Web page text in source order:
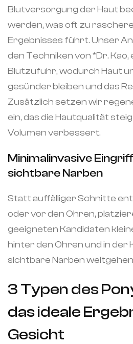
Blutversorgung der Haut
werden, was oft zu
Ergebnisses führt. Unser
den Techniken von *Dr.
Blutzufuhr, wodurch Haut
gesünder bleiben und das
Zusätzlich setzen wir
ein, das die Hautqualität
Volumen verbessert.
Minimalinvasive
sichtbare Narben
Statt auffälliger Schnitte
oder vor den Ohren,
geeigneten Kandidaten
hinter den Ohren und in der
sichtbare Narben
3 Typen des
das ideale
Gesicht